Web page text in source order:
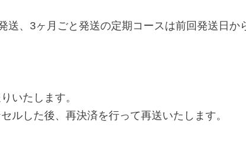
、3ヶ月ごと発送の定期コースは前回発送日か
いたします。
ルした後、再決済を行って再送いたします。